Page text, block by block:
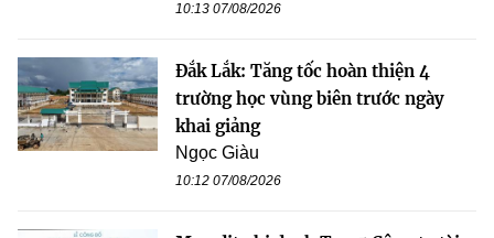
10:13 07/08/2026
Đắk Lắk: Tăng tốc hoàn thiện 4
trường học vùng biên trước ngày
khai giảng
Ngọc Giàu
10:12 07/08/2026